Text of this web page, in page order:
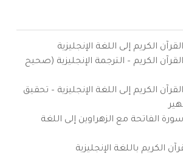
الكريم إلى اللغة الإنجليزية
الكريم – الترجمة الإنجليزية (صحيح
الكريم إلى اللغة الإنجليزية – تحقيق
الفاتحة مع الزهراوين إلى اللغة
الكريم باللغة الإنجليزية